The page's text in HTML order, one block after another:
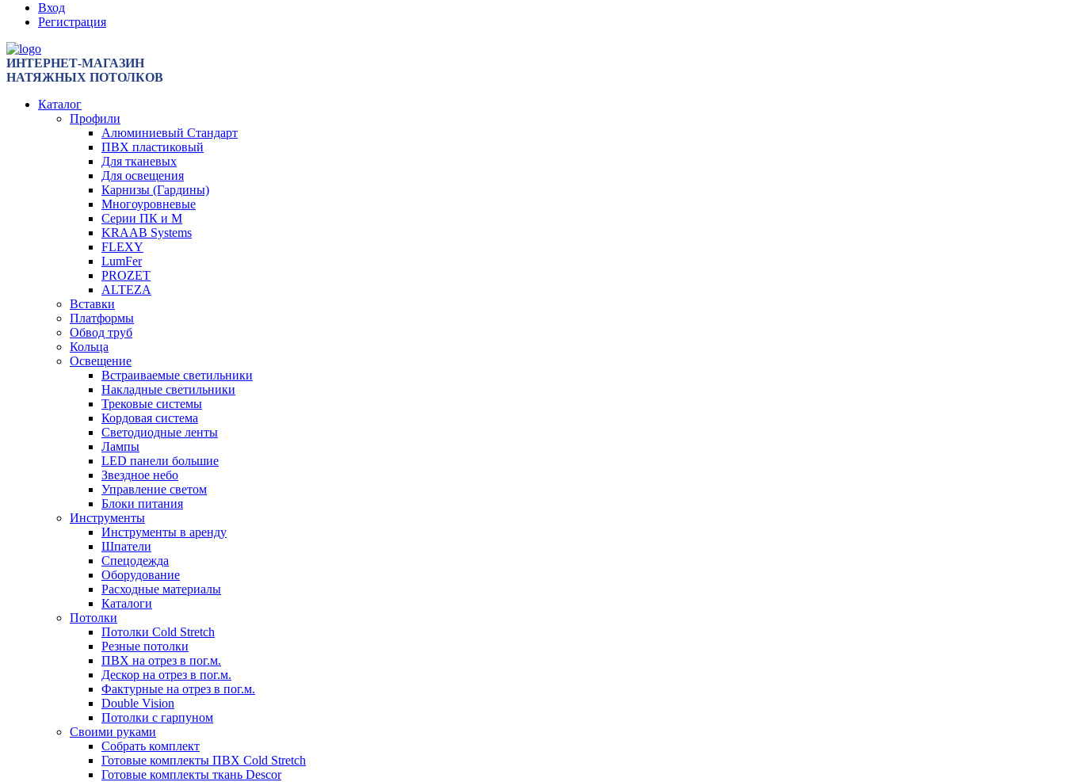
Вход
Регистрация
ИНТЕРНЕТ-МАГАЗИН
НАТЯЖНЫХ ПОТОЛКОВ
Каталог
Профили
Алюминиевый Стандарт
ПВХ пластиковый
Для тканевых
Для освещения
Карнизы (Гардины)
Многоуровневые
Серии ПК и М
KRAAB Systems
FLEXY
LumFer
PROZET
ALTEZA
Вставки
Платформы
Обвод труб
Кольца
Освещение
Встраиваемые светильники
Накладные светильники
Трековые системы
Кордовая система
Светодиодные ленты
Лампы
LED панели большие
Звездное небо
Управление светом
Блоки питания
Инструменты
Инструменты в аренду
Шпатели
Спецодежда
Оборудование
Расходные материалы
Каталоги
Потолки
Потолки Cold Stretch
Резные потолки
ПВХ на отрез в пог.м.
Дескор на отрез в пог.м.
Фактурные на отрез в пог.м.
Double Vision
Потолки с гарпуном
Своими руками
Собрать комплект
Готовые комплекты ПВХ Cold Stretch
Готовые комплекты ткань Descor